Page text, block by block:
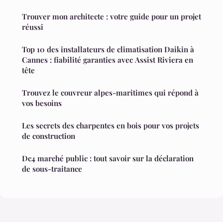
Trouver mon architecte : votre guide pour un projet
réussi
Top 10 des installateurs de climatisation Daikin à
Cannes : fiabilité garanties avec Assist Riviera en
tête
Trouvez le couvreur alpes-maritimes qui répond à
vos besoins
Les secrets des charpentes en bois pour vos projets
de construction
Dc4 marché public : tout savoir sur la déclaration
de sous-traitance